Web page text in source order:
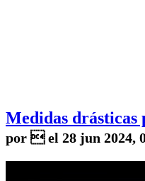
Medidas drásticas
por  el 28 jun 2024,